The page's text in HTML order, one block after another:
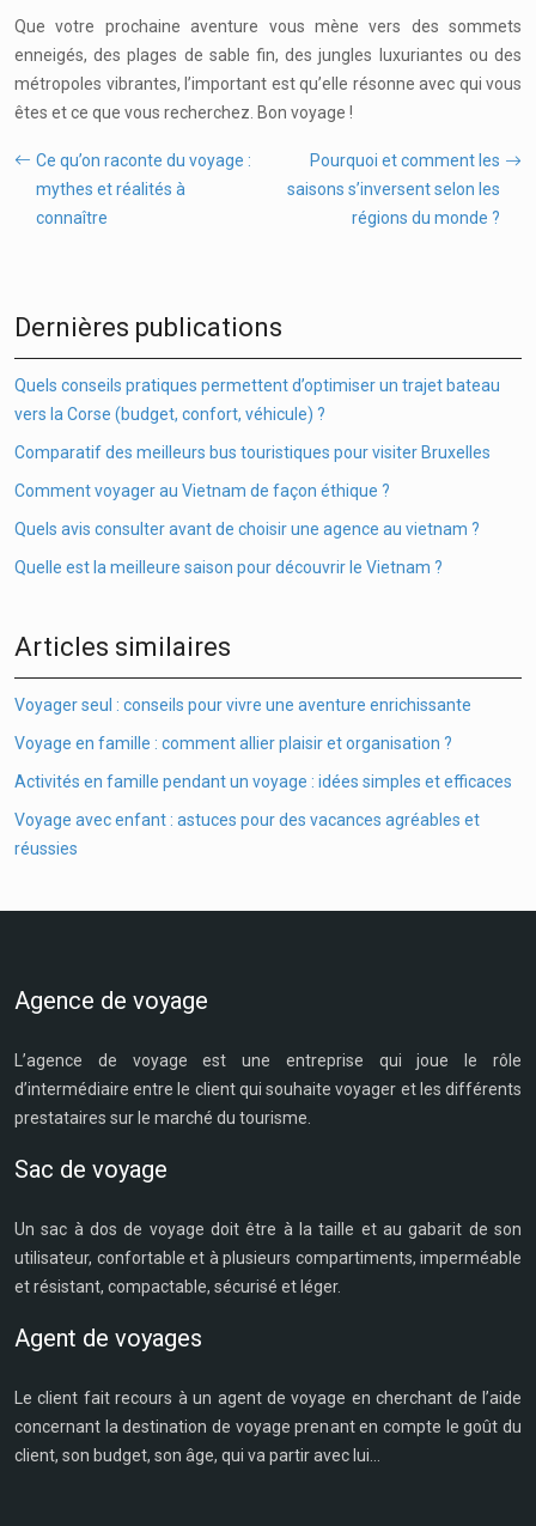
Que votre prochaine aventure vous mène vers des sommets
enneigés, des plages de sable fin, des jungles luxuriantes ou des
métropoles vibrantes, l’important est qu’elle résonne avec qui vous
êtes et ce que vous recherchez. Bon voyage !
Ce qu’on raconte du voyage :
mythes et réalités à
connaître
Pourquoi et comment les
saisons s’inversent selon les
régions du monde ?
Dernières publications
Quels conseils pratiques permettent d’optimiser un trajet bateau
vers la Corse (budget, confort, véhicule) ?
Comparatif des meilleurs bus touristiques pour visiter Bruxelles
Comment voyager au Vietnam de façon éthique ?
Quels avis consulter avant de choisir une agence au vietnam ?
Quelle est la meilleure saison pour découvrir le Vietnam ?
Articles similaires
Voyager seul : conseils pour vivre une aventure enrichissante
Voyage en famille : comment allier plaisir et organisation ?
Activités en famille pendant un voyage : idées simples et efficaces
Voyage avec enfant : astuces pour des vacances agréables et
réussies
Agence de voyage
L’agence de voyage est une entreprise qui joue le rôle
d’intermédiaire entre le client qui souhaite voyager et les différents
prestataires sur le marché du tourisme.
Sac de voyage
Un sac à dos de voyage doit être à la taille et au gabarit de son
utilisateur, confortable et à plusieurs compartiments, imperméable
et résistant, compactable, sécurisé et léger.
Agent de voyages
Le client fait recours à un agent de voyage en cherchant de l’aide
concernant la destination de voyage prenant en compte le goût du
client, son budget, son âge, qui va partir avec lui...